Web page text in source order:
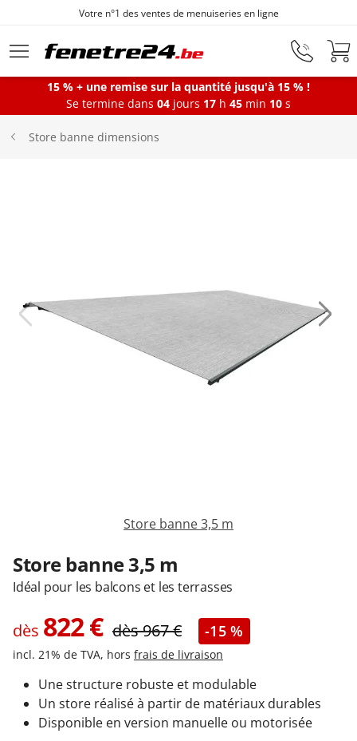
Aller au contenu principal
Votre n°1 des ventes de menuiseries en ligne
Fenêtres
Protections solaires
Conseils gratuits
15 % + une remise sur la quantité jusqu'à 15 % !
Se termine dans 04 jours 17 h 45 min 09 s
Store banne dimensions
Store banne 3,5 m
Store banne 3,5 m
Idéal pour les balcons et les terrasses
dès 822€ dès967€ -15 %
incl. 21% de TVA, hors frais de livraison
Une structure robuste et modulable
Un store réalisé à partir de matériaux durables
Disponible en version manuelle ou motorisée